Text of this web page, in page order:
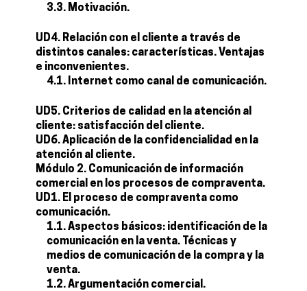
3.3. Motivación.
UD4. Relación con el cliente a través de
distintos canales: características. Ventajas
e inconvenientes.
4.1. Internet como canal de comunicación.
UD5. Criterios de calidad en la atención al
cliente: satisfacción del cliente.
UD6. Aplicación de la confidencialidad en la
atención al cliente.
Módulo 2. Comunicación de información
comercial en los procesos de compraventa.
UD1. El proceso de compraventa como
comunicación.
1.1. Aspectos básicos: identificación de la
comunicación en la venta. Técnicas y
medios de comunicación de la compra y la
venta.
1.2. Argumentación comercial.